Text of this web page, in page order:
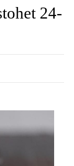
24-